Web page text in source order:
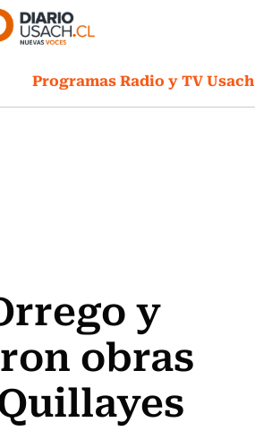
Programas Radio y TV Usach
y
obras